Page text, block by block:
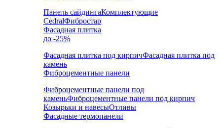
Панель сайдингаКомплектующие
CedralФибростар
Фасадная плитка
до -25%
Фасадная плитка под кирпичФасадная плитка под
камень
Фиброцементные панели
Фиброцементные панели под
каменьФиброцементные панели под кирпич
Козырьки и навесыОтливы
Фасадные термопанели